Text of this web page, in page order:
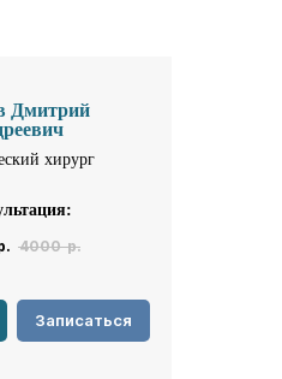
Дмитрий
хирург
4000 р.
Записаться